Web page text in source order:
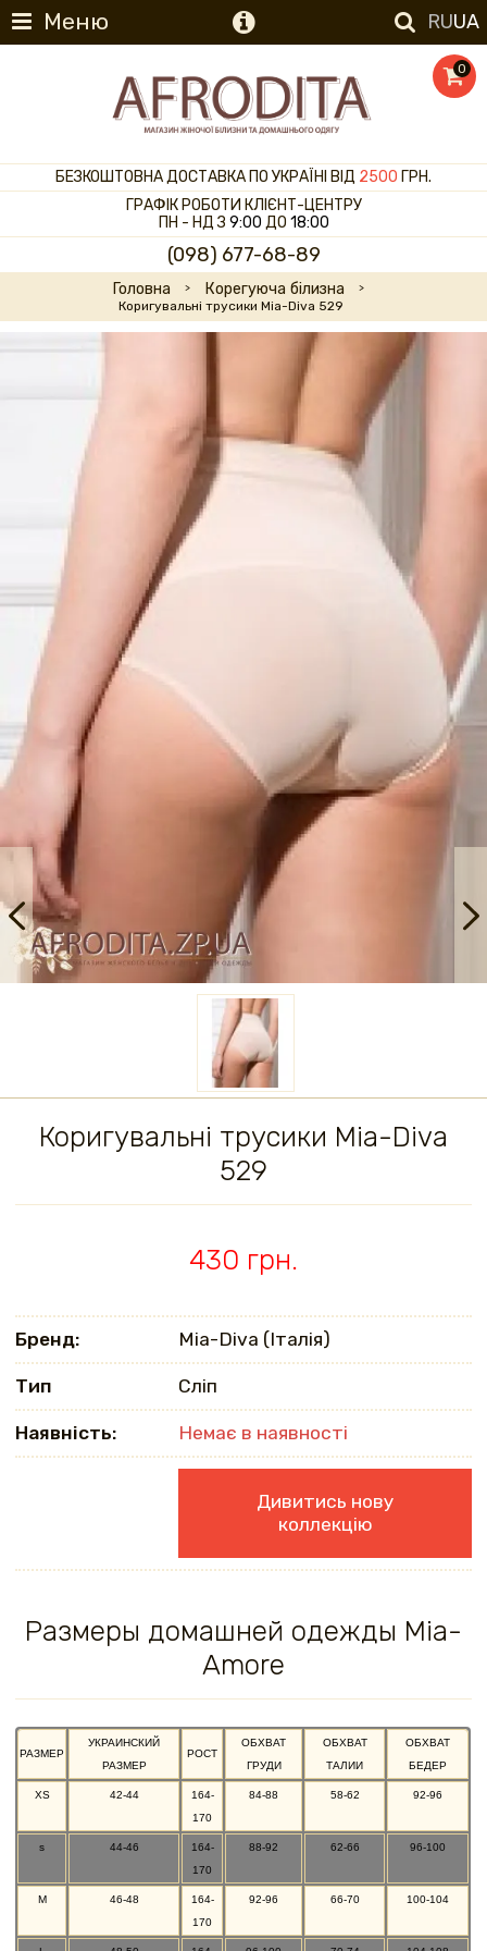
Меню RUUA
0
БЕЗКОШТОВНА ДОСТАВКА ПО УКРАЇНІ ВІД 2500 ГРН.
ГРАФІК РОБОТИ КЛІЄНТ-ЦЕНТРУ
ПН - НД З 9:00 ДО 18:00
(098) 677-68-89
Головна Корегуюча білизна
Коригувальні трусики Mia-Diva 529
Коригувальні трусики Mia-Diva
529
430 грн.
Бренд: Mia-Diva (Італія)
Тип Сліп
Наявність: Немає в наявності
Дивитись нову
коллекцію
Размеры домашней одежды Mia-
Amore
РАЗМЕР
УКРАИНСКИЙ
РАЗМЕР
РОСТ
ОБХВАТ
ГРУДИ
ОБХВАТ
ТАЛИИ
ОБХВАТ
БЕДЕР
XS 42-44
164-
170
84-88 58-62 92-96
s 44-46
164-
170
88-92 62-66 96-100
M 46-48
164-
170
92-96 66-70 100-104